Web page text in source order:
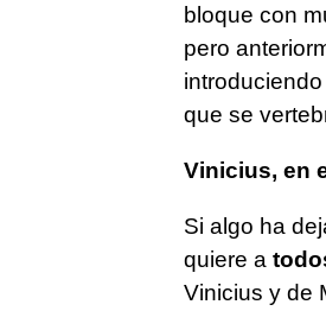
bloque con
pero
que se
Vinicius, en
Si algo ha
quiere a
Vinicius y de